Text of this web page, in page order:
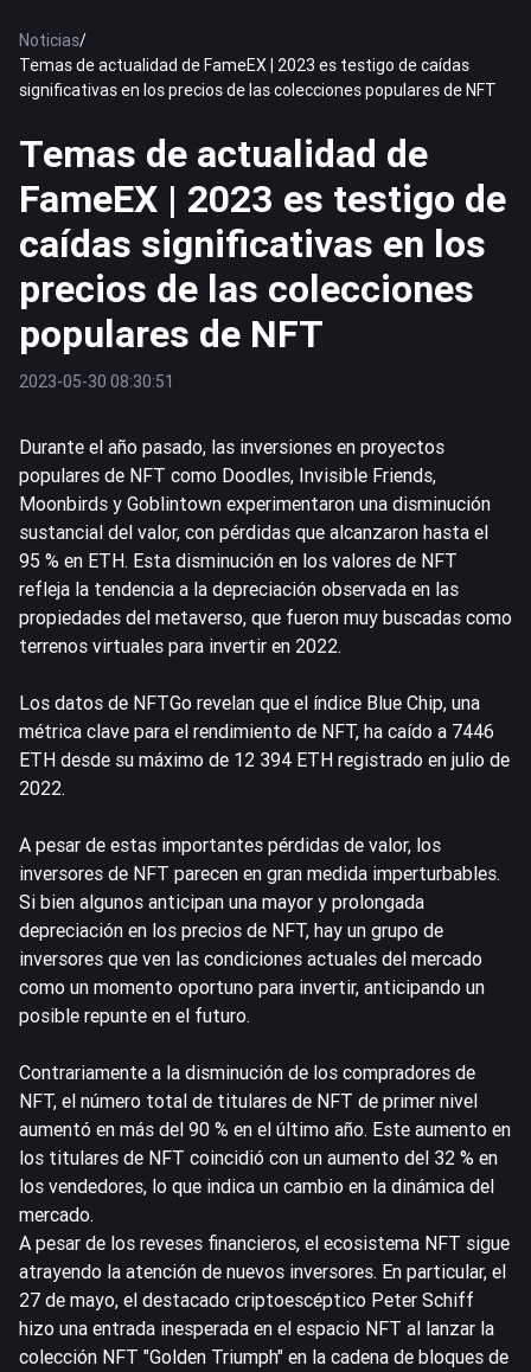
Noticias/
Temas de actualidad de FameEX | 2023 es testigo de caídas
significativas en los precios de las colecciones populares de NFT
Temas de actualidad de
FameEX | 2023 es testigo de
caídas significativas en los
precios de las colecciones
populares de NFT
2023-05-30 08:30:51
Durante el año pasado, las inversiones en proyectos
populares de NFT como Doodles, Invisible Friends,
Moonbirds y Goblintown experimentaron una disminución
sustancial del valor, con pérdidas que alcanzaron hasta el
95 % en ETH. Esta disminución en los valores de NFT
refleja la tendencia a la depreciación observada en las
propiedades del metaverso, que fueron muy buscadas como
terrenos virtuales para invertir en 2022.
Los datos de NFTGo revelan que el índice Blue Chip, una
métrica clave para el rendimiento de NFT, ha caído a 7446
ETH desde su máximo de 12 394 ETH registrado en julio de
2022.
A pesar de estas importantes pérdidas de valor, los
inversores de NFT parecen en gran medida imperturbables.
Si bien algunos anticipan una mayor y prolongada
depreciación en los precios de NFT, hay un grupo de
inversores que ven las condiciones actuales del mercado
como un momento oportuno para invertir, anticipando un
posible repunte en el futuro.
Contrariamente a la disminución de los compradores de
NFT, el número total de titulares de NFT de primer nivel
aumentó en más del 90 % en el último año. Este aumento en
los titulares de NFT coincidió con un aumento del 32 % en
los vendedores, lo que indica un cambio en la dinámica del
mercado.
A pesar de los reveses financieros, el ecosistema NFT sigue
atrayendo la atención de nuevos inversores. En particular, el
27 de mayo, el destacado criptoescéptico Peter Schiff
hizo una entrada inesperada en el espacio NFT al lanzar la
colección NFT "Golden Triumph" en la cadena de bloques de